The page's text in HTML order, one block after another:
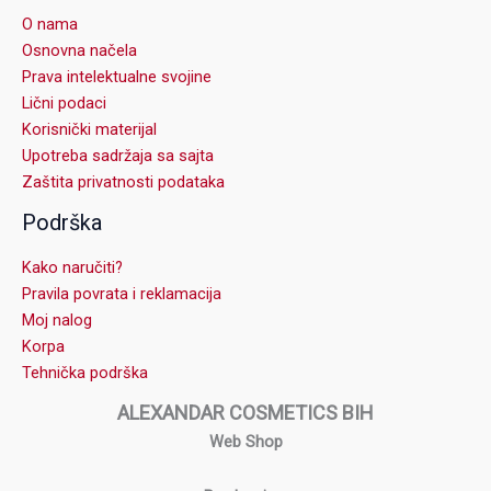
O nama
Osnovna načela
Prava intelektualne svojine
Lični podaci
Korisnički materijal
Upotreba sadržaja sa sajta
Zaštita privatnosti podataka
Podrška
Kako naručiti?
Pravila povrata i reklamacija
Moj nalog
Korpa
Tehnička podrška
ALEXANDAR COSMETICS BIH
Web Shop